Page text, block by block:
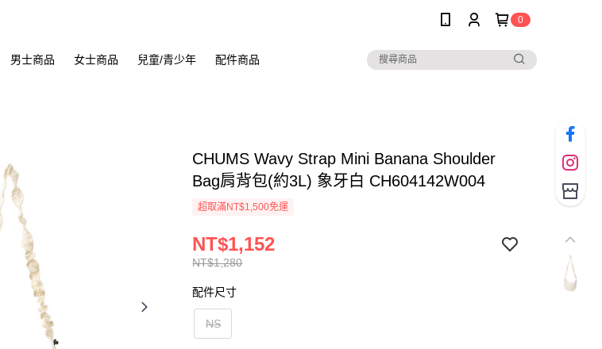
0
男士商品 女士商品 兒童/青少年 配件商品
CHUMS Wavy Strap Mini Banana Shoulder
Bag肩背包(約3L) 象牙白 CH604142W004
超取滿NT$1,500免運
NT$1,280
NT$1,152
配件尺寸
NS